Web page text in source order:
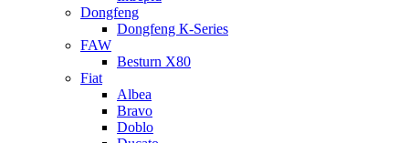
Dongfeng
Dongfeng К-Series
FAW
Besturn Х80
Fiat
Albea
Bravo
Doblo